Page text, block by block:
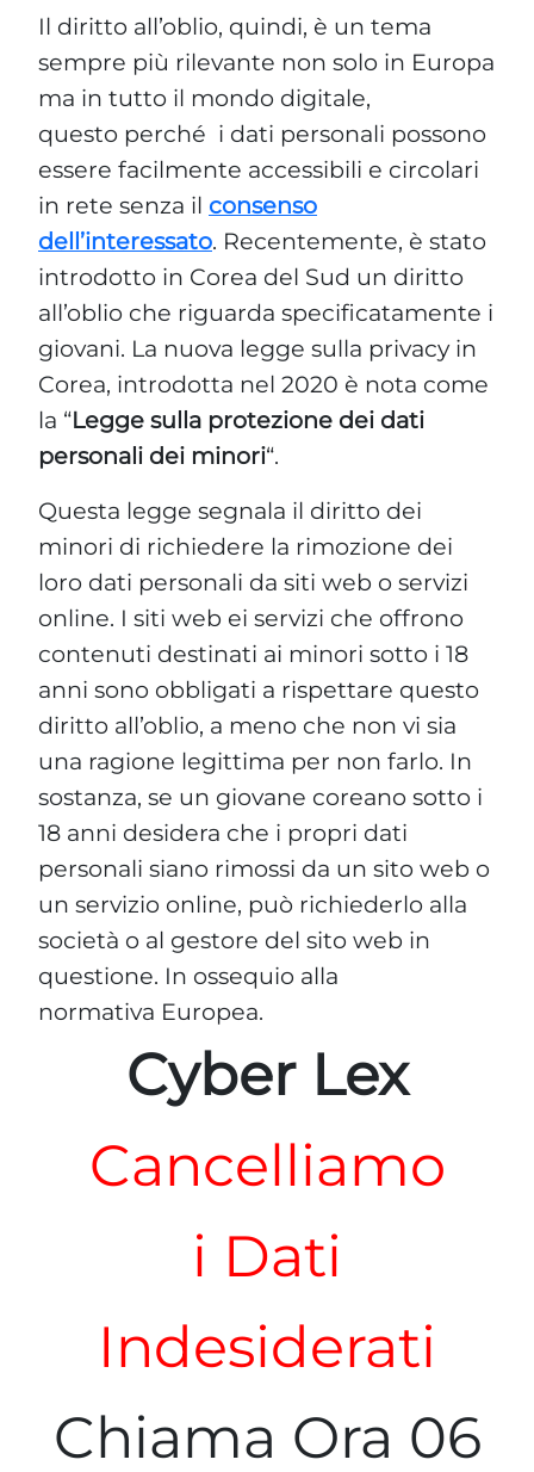
Il diritto all’oblio, quindi, è un tema
sempre più rilevante non solo in Europa
ma in tutto il mondo digitale,
questo perché i dati personali possono
essere facilmente accessibili e circolari
in rete senza il consenso
dell’interessato. Recentemente, è stato
introdotto in Corea del Sud un diritto
all’oblio che riguarda specificatamente i
giovani. La nuova legge sulla privacy in
Corea, introdotta nel 2020 è nota come
la “Legge sulla protezione dei dati
personali dei minori“.
Questa legge segnala il diritto dei
minori di richiedere la rimozione dei
loro dati personali da siti web o servizi
online. I siti web ei servizi che offrono
contenuti destinati ai minori sotto i 18
anni sono obbligati a rispettare questo
diritto all’oblio, a meno che non vi sia
una ragione legittima per non farlo. In
sostanza, se un giovane coreano sotto i
18 anni desidera che i propri dati
personali siano rimossi da un sito web o
un servizio online, può richiederlo alla
società o al gestore del sito web in
questione. In ossequio alla
normativa Europea.
Cyber Lex
Cancelliamo
i Dati
Indesiderati
Chiama Ora 06